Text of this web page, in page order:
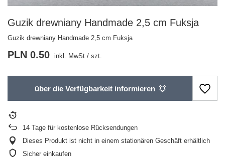
Guzik drewniany Handmade 2,5 cm Fuksja
Guzik drewniany Handmade 2,5 cm Fuksja
PLN 0.50 inkl. MwSt / szt.
über die Verfügbarkeit informieren
14 Tage für kostenlose Rücksendungen
Dieses Produkt ist nicht in einem stationären Geschäft erhältlich
Sicher einkaufen